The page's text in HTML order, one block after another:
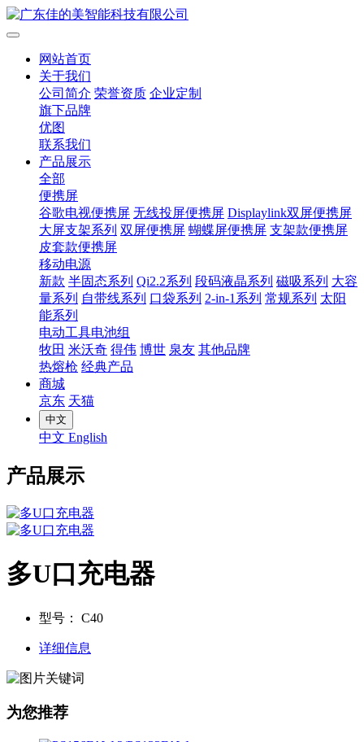
网站首页
关于我们
公司简介 荣誉资质 企业定制
旗下品牌
优图
联系我们
产品展示
全部
便携屏
谷歌电视便携屏 无线投屏便携屏 Displaylink双屏便携屏
大屏支架系列 双屏便携屏 蝴蝶屏便携屏 支架款便携屏
皮套款便携屏
移动电源
新款 半固态系列 Qi2.2系列 段码液晶系列 磁吸系列 大容
量系列 自带线系列 口袋系列 2-in-1系列 常规系列 太阳
能系列
电动工具电池组
牧田 米沃奇 得伟 博世 泉友 其他品牌
热熔枪 经典产品
商城
京东 天猫
中文
中文 English
产品展示
多U口充电器
型号： C40
详细信息
为您推荐